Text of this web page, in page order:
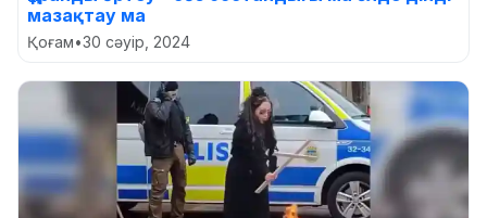
мазақтау ма
Қоғам•30 сәуір, 2024